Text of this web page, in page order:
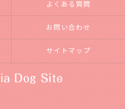
よくある質問
お問い合わせ
サイトマップ